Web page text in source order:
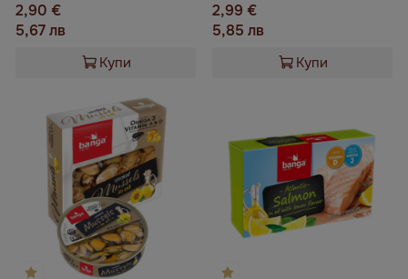
2,90 €
5,67 лв
Купи
2,99 €
5,85 лв
Купи